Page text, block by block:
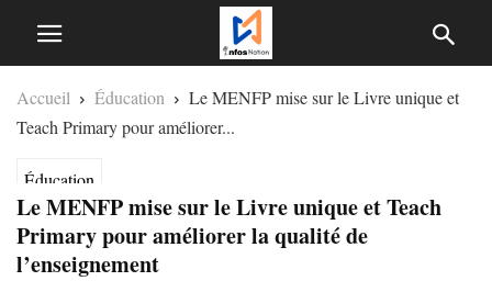
Accueil Éducation
Le MENFP mise sur le Livre unique et
Teach Primary pour améliorer...
Éducation
Le MENFP mise sur le Livre unique et Teach
Primary pour améliorer la qualité de
l’enseignement